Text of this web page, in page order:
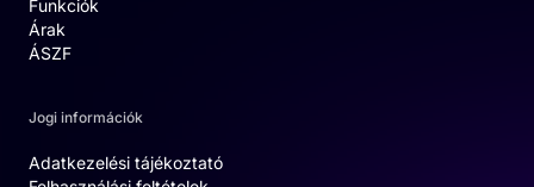
Funkciók
Árak
ÁSZF
Jogi információk
Adatkezelési tájékoztató